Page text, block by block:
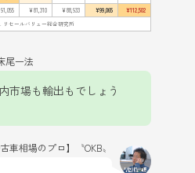
¥81,310 ¥88,933 ¥99,065
¥112,502
リセールバリュー総合研究所
尾一法
市場も輸出もでしょう
古車相場のプロ】〝OKB〟